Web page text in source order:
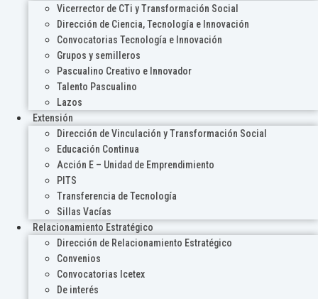
Vicerrector de CTi y Transformación Social
Dirección de Ciencia, Tecnología e Innovación
Convocatorias Tecnología e Innovación
Grupos y semilleros
Pascualino Creativo e Innovador
Talento Pascualino
Lazos
Extensión
Dirección de Vinculación y Transformación Social
Educación Continua
Acción E – Unidad de Emprendimiento
PITS
Transferencia de Tecnología
Sillas Vacías
Relacionamiento Estratégico
Dirección de Relacionamiento Estratégico
Convenios
Convocatorias Icetex
De interés